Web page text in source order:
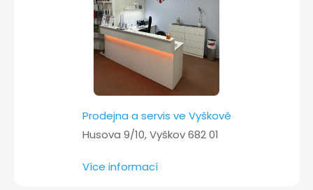
Prodejna a servis ve Vyškově
Husova 9/10, Vyškov 682 01
Více informací